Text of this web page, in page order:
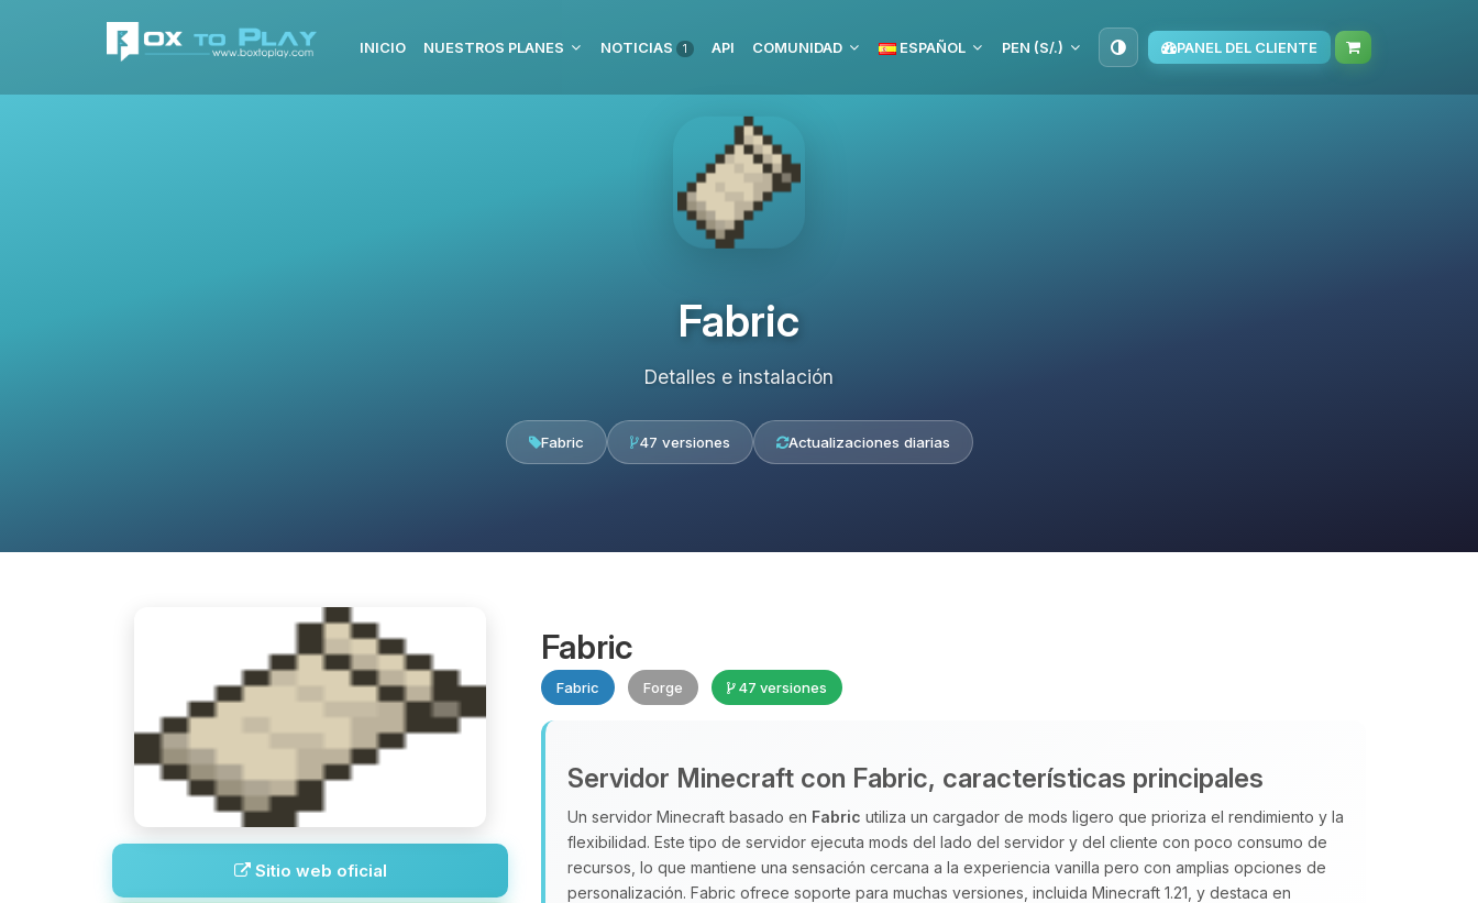
INICIO NUESTROS PLANES NOTICIAS 1 API COMUNIDAD ESPAÑOL PEN (S/.) PANEL DEL CLIENTE
Fabric
Detalles e instalación
Fabric 47 versiones Actualizaciones diarias
Sitio web oficial
Fabric
Fabric Forge 47 versiones
Servidor Minecraft con Fabric, características principales
Un servidor Minecraft basado en Fabric utiliza un cargador de mods ligero que prioriza el rendimiento y la
flexibilidad. Este tipo de servidor ejecuta mods del lado del servidor y del cliente con poco consumo de
recursos, lo que mantiene una sensación cercana a la experiencia vanilla pero con amplias opciones de
personalización. Fabric ofrece soporte para muchas versiones, incluida Minecraft 1.21, y destaca en